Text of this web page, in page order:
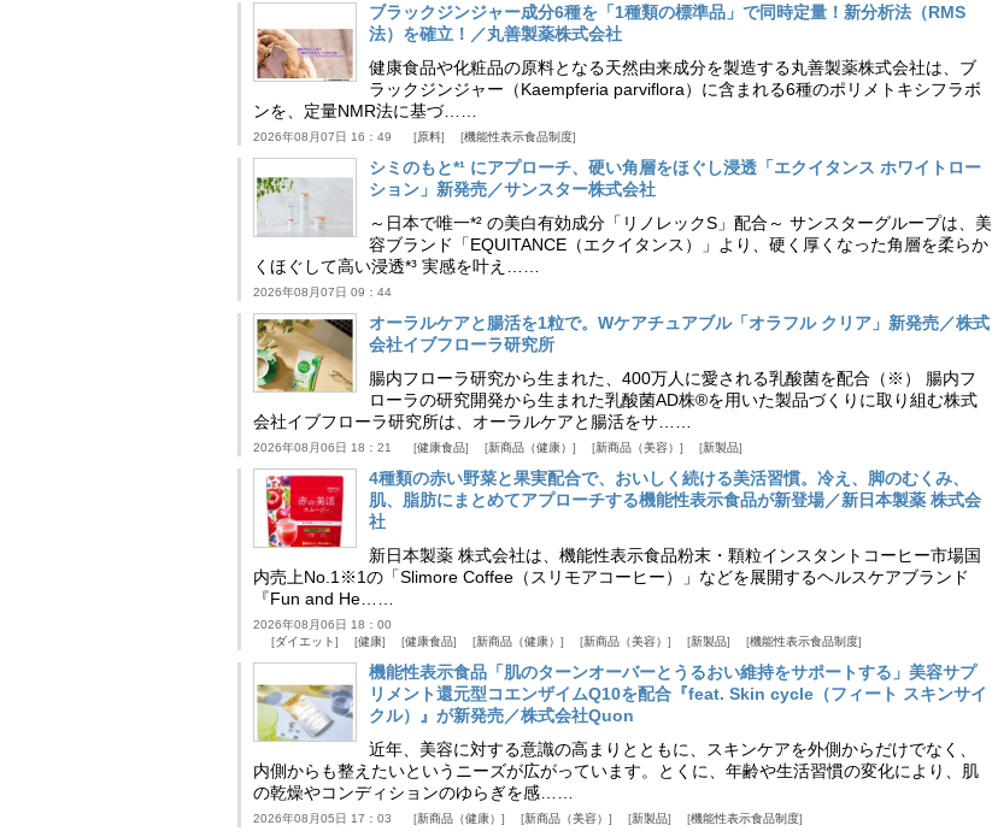
ブラックジンジャー成分6種を「1種類の標準品」で同時定量！新分析法（RMS
法）を確立！／丸善製薬株式会社
健康食品や化粧品の原料となる天然由来成分を製造する丸善製薬株式会社は、ブ
ラックジンジャー（Kaempferia parviflora）に含まれる6種のポリメトキシフラボ
ンを、定量NMR法に基づ……
2026年08月07日 16：49 原料 機能性表示食品制度
シミのもと*¹ にアプローチ、硬い角層をほぐし浸透「エクイタンス ホワイトロー
ション」新発売／サンスター株式会社
～日本で唯一*² の美白有効成分「リノレックS」配合～ サンスターグループは、美
容ブランド「EQUITANCE（エクイタンス）」より、硬く厚くなった角層を柔らか
くほぐして高い浸透*³ 実感を叶え……
2026年08月07日 09：44
オーラルケアと腸活を1粒で。Wケアチュアブル「オラフル クリア」新発売／株式
会社イブフローラ研究所
腸内フローラ研究から生まれた、400万人に愛される乳酸菌を配合（※） 腸内フ
ローラの研究開発から生まれた乳酸菌AD株®を用いた製品づくりに取り組む株式
会社イブフローラ研究所は、オーラルケアと腸活をサ……
2026年08月06日 18：21 健康食品 新商品（健康） 新商品（美容） 新製品
4種類の赤い野菜と果実配合で、おいしく続ける美活習慣。冷え、脚のむくみ、
肌、脂肪にまとめてアプローチする機能性表示食品が新登場／新日本製薬 株式会
社
新日本製薬 株式会社は、機能性表示食品粉末・顆粒インスタントコーヒー市場国
内売上No.1※1の「Slimore Coffee（スリモアコーヒー）」などを展開するヘルスケアブランド
『Fun and He……
2026年08月06日 18：00
ダイエット
健康 健康食品 新商品（健康） 新商品（美容） 新製品 機能性表示食品制度
機能性表示食品「肌のターンオーバーとうるおい維持をサポートする」美容サプ
リメント還元型コエンザイムQ10を配合『feat. Skin cycle（フィート スキンサイ
クル）』が新発売／株式会社Quon
近年、美容に対する意識の高まりとともに、スキンケアを外側からだけでなく、
内側からも整えたいというニーズが広がっています。とくに、年齢や生活習慣の変化により、肌
の乾燥やコンディションのゆらぎを感……
2026年08月05日 17：03 新商品（健康） 新商品（美容） 新製品 機能性表示食品制度